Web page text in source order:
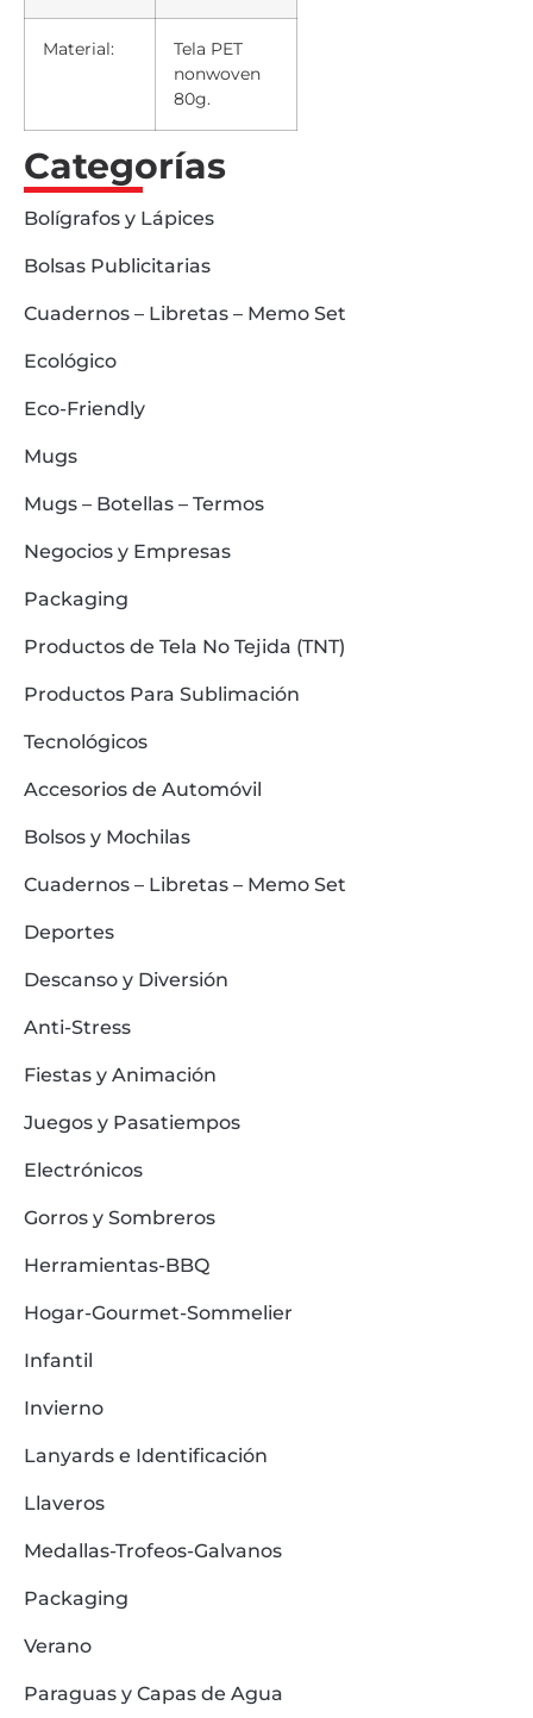
Material:
Tela PET
nonwoven
80g.
Categorías
Bolígrafos y Lápices
Bolsas Publicitarias
Cuadernos – Libretas – Memo Set
Ecológico
Eco-Friendly
Mugs
Mugs – Botellas – Termos
Negocios y Empresas
Packaging
Productos de Tela No Tejida (TNT)
Productos Para Sublimación
Tecnológicos
Accesorios de Automóvil
Bolsos y Mochilas
Cuadernos – Libretas – Memo Set
Deportes
Descanso y Diversión
Anti-Stress
Fiestas y Animación
Juegos y Pasatiempos
Electrónicos
Gorros y Sombreros
Herramientas-BBQ
Hogar-Gourmet-Sommelier
Infantil
Invierno
Lanyards e Identificación
Llaveros
Medallas-Trofeos-Galvanos
Packaging
Verano
Paraguas y Capas de Agua